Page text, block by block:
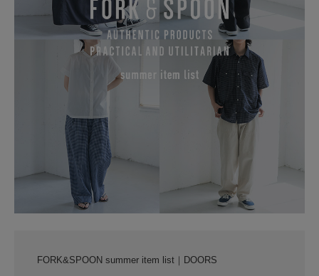
FORK&SPOON summer item list｜DOORS